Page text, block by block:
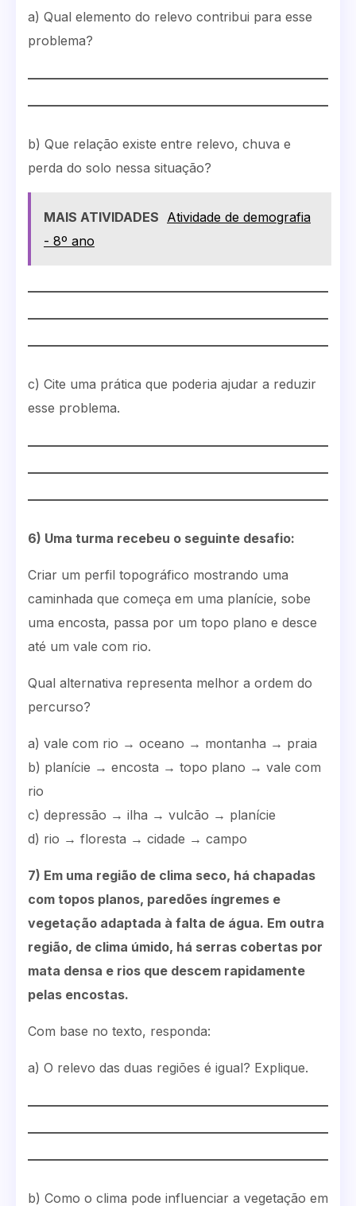
a) Qual elemento do relevo contribui para esse
problema?
b) Que relação existe entre relevo, chuva e
perda do solo nessa situação?
MAIS ATIVIDADES Atividade de demografia
- 8º ano
c) Cite uma prática que poderia ajudar a reduzir
esse problema.
6) Uma turma recebeu o seguinte desafio:
Criar um perfil topográfico mostrando uma
caminhada que começa em uma planície, sobe
uma encosta, passa por um topo plano e desce
até um vale com rio.
Qual alternativa representa melhor a ordem do
percurso?
a) vale com rio → oceano → montanha → praia
b) planície → encosta → topo plano → vale com
rio
c) depressão → ilha → vulcão → planície
d) rio → floresta → cidade → campo
7) Em uma região de clima seco, há chapadas
com topos planos, paredões íngremes e
vegetação adaptada à falta de água. Em outra
região, de clima úmido, há serras cobertas por
mata densa e rios que descem rapidamente
pelas encostas.
Com base no texto, responda:
a) O relevo das duas regiões é igual? Explique.
b) Como o clima pode influenciar a vegetação em